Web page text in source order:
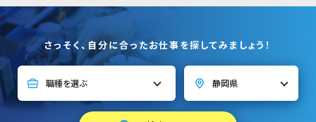
さっそく、自分に合ったお仕事を探してみましょう！